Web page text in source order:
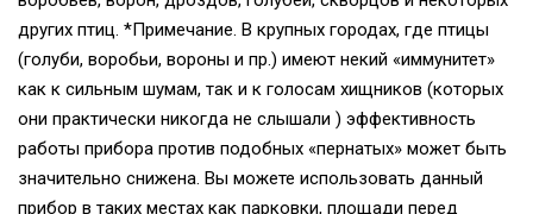
других птиц. *Примечание. В крупных городах, где птицы
(голуби, воробьи, вороны и пр.) имеют некий «иммунитет»
как к сильным шумам, так и к голосам хищников (которых
они практически никогда не слышали ) эффективность
работы прибора против подобных «пернатых» может быть
значительно снижена. Вы можете использовать данный
прибор в таких местах как парковки, площади перед